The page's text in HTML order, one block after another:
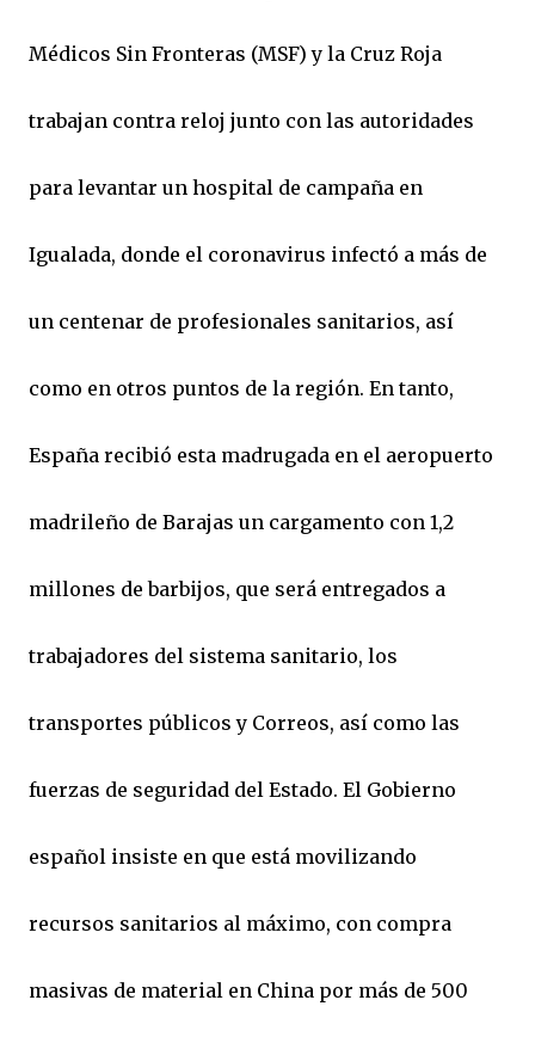
Médicos Sin Fronteras (MSF) y la Cruz Roja
trabajan contra reloj junto con las autoridades
para levantar un hospital de campaña en
Igualada, donde el coronavirus infectó a más de
un centenar de profesionales sanitarios, así
como en otros puntos de la región. En tanto,
España recibió esta madrugada en el aeropuerto
madrileño de Barajas un cargamento con 1,2
millones de barbijos, que será entregados a
trabajadores del sistema sanitario, los
transportes públicos y Correos, así como las
fuerzas de seguridad del Estado. El Gobierno
español insiste en que está movilizando
recursos sanitarios al máximo, con compra
masivas de material en China por más de 500